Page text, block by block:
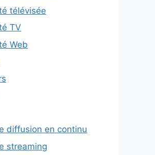
télévisée
TV
Web
diffusion en continu
streaming